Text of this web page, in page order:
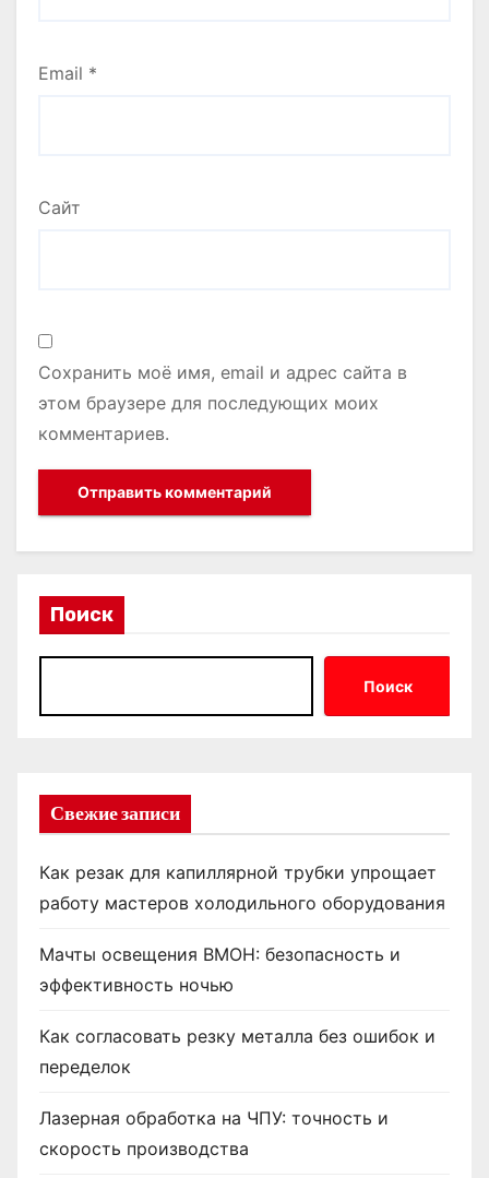
Email *
Сайт
Сохранить моё имя, email и адрес сайта в
этом браузере для последующих моих
комментариев.
Поиск
Поиск
Свежие записи
Как резак для капиллярной трубки упрощает
работу мастеров холодильного оборудования
Мачты освещения ВМОН: безопасность и
эффективность ночью
Как согласовать резку металла без ошибок и
переделок
Лазерная обработка на ЧПУ: точность и
скорость производства